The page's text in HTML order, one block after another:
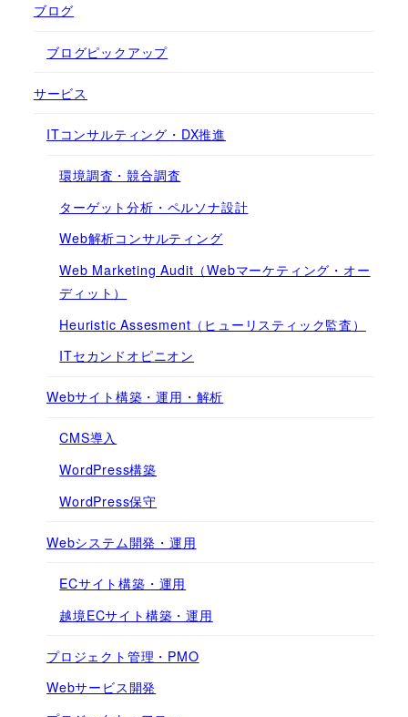
ブログ
ブログピックアップ
サービス
ITコンサルティング・DX推進
環境調査・競合調査
ターゲット分析・ペルソナ設計
Web解析コンサルティング
Web Marketing Audit（Webマーケティング・オー
ディット）
Heuristic Assesment（ヒューリスティック監査）
ITセカンドオピニオン
Webサイト構築・運用・解析
CMS導入
WordPress構築
WordPress保守
Webシステム開発・運用
ECサイト構築・運用
越境ECサイト構築・運用
プロジェクト管理・PMO
Webサービス開発